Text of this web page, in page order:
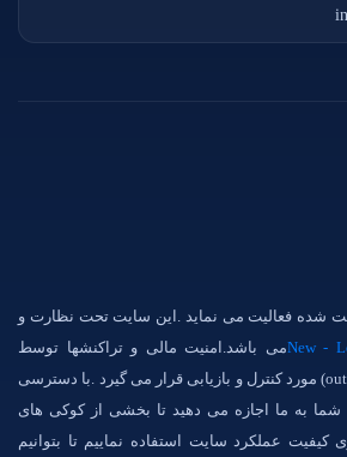
شده فعالیت می نماید .این سایت تحت نظارت و
New -می باشد.امنیت مالی و تراکنشها توسط
پروسسور ضد هک(outsystems) مورد کنترل و بازیابی قرار می گیرد .با دسترسی
شما به ما اجازه می دهید تا بخشی از کوکی های
کیفیت عملکرد سایت استفاده نماییم تا بتوانیم